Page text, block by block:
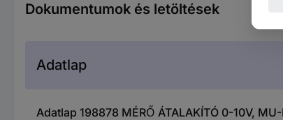
Dokumentumok és letöltések
Adatlap
Adatlap 198878 MÉRŐ ÁTALAKÍTÓ 0-10V,